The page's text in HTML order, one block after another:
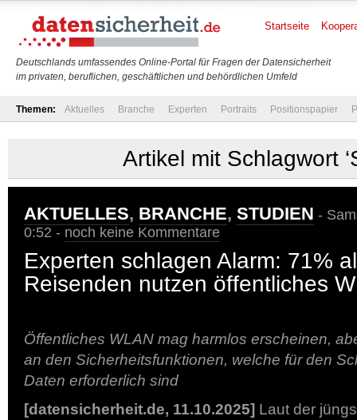
Deutschlands umfassendes Online-Portal für Fragen der Datensicherheit
im privaten, beruflichen, geschäftlichen und behördlichen Umfeld
Startseite
Themen: Aktuelles Branche Experten Portraits Positionspapier
Artikel mit Schlagwort
AKTUELLES, BRANCHE, STUDIEN -
0:52 - noch keine Kommentare
Experten schlagen Alarm: 71%
Reisenden nutzen öffentliches
Öffentliches WLAN mag harmlos erscheinen,
an den Sicherheitsfunktionen, welche für den
Daten erforderlich sind
[datensicherheit.de, 11.10.2025] Laut der